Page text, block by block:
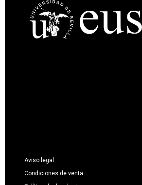
Aviso legal
Condiciones de venta